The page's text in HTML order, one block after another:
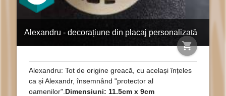
Alexandru - decorațiune din placaj personalizată
shopping_cart
Alexandru: Tot de origine greacă, cu același înțeles
ca și Alexandr, însemnând "protector al
oamenilor". Dimensiuni: 11.5cm x 9cm